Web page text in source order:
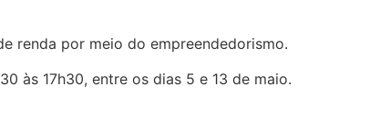
renda por meio do empreendedorismo.
às 17h30, entre os dias 5 e 13 de maio.